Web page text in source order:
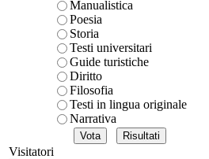
Manualistica
Poesia
Storia
Testi universitari
Guide turistiche
Diritto
Filosofia
Testi in lingua originale
Narrativa
Visitatori